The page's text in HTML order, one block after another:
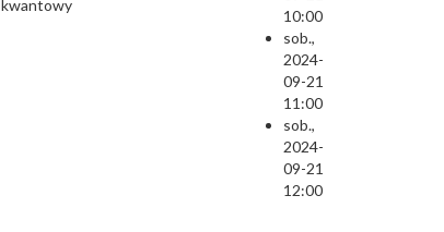
kwantowy
10:00
sob.,
2024-
09-21
11:00
sob.,
2024-
09-21
12:00